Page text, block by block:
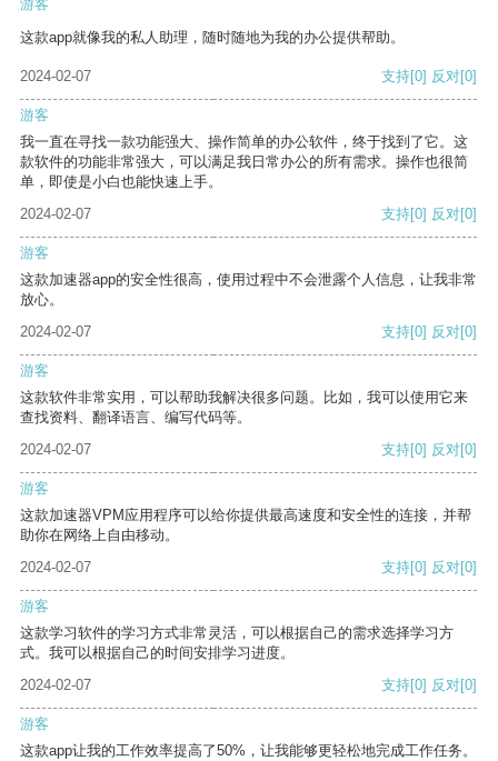
游客
这款app就像我的私人助理，随时随地为我的办公提供帮助。
2024-02-07 支持[0] 反对[0]
游客
我一直在寻找一款功能强大、操作简单的办公软件，终于找到了它。这
款软件的功能非常强大，可以满足我日常办公的所有需求。操作也很简
单，即使是小白也能快速上手。
2024-02-07
支持[0] 反对[0]
游客
这款加速器app的安全性很高，使用过程中不会泄露个人信息，让我非常
放心。
2024-02-07
支持[0] 反对[0]
游客
这款软件非常实用，可以帮助我解决很多问题。比如，我可以使用它来
查找资料、翻译语言、编写代码等。
2024-02-07
支持[0] 反对[0]
游客
这款加速器VPM应用程序可以给你提供最高速度和安全性的连接，并帮
助你在网络上自由移动。
2024-02-07
支持[0] 反对[0]
游客
这款学习软件的学习方式非常灵活，可以根据自己的需求选择学习方
式。我可以根据自己的时间安排学习进度。
2024-02-07
支持[0] 反对[0]
游客
这款app让我的工作效率提高了50%，让我能够更轻松地完成工作任务。